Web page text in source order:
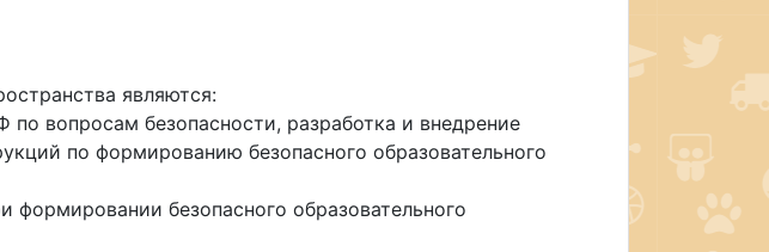
являются:
вопросам безопасности, разработка и внедрение
по формированию безопасного образовательного
безопасного образовательного